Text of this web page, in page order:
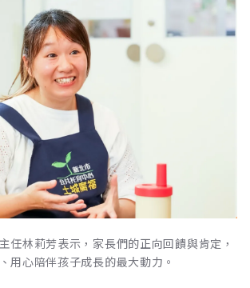
任林莉芳表示，家長們的正向回饋與肯定，
用心陪伴孩子成長的最大動力。